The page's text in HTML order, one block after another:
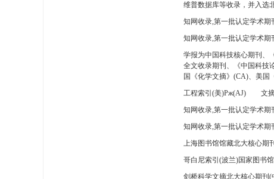
维普数据库等收录，并入选
知网收录,第一批认定学术期
知网收录,第一批认定学术期
学报为中国科技核心期刊、
全文收录期刊、《中国科技
国《化学文摘》(CA)、美国
工程索引(美)Pж(AJ)
文
知网收录,第一批认定学术期
知网收录,第一批认定学术期
上海图书馆馆藏北大核心期
哥白尼索引(波兰)国家图书
剑桥科学文摘北大核心期刊